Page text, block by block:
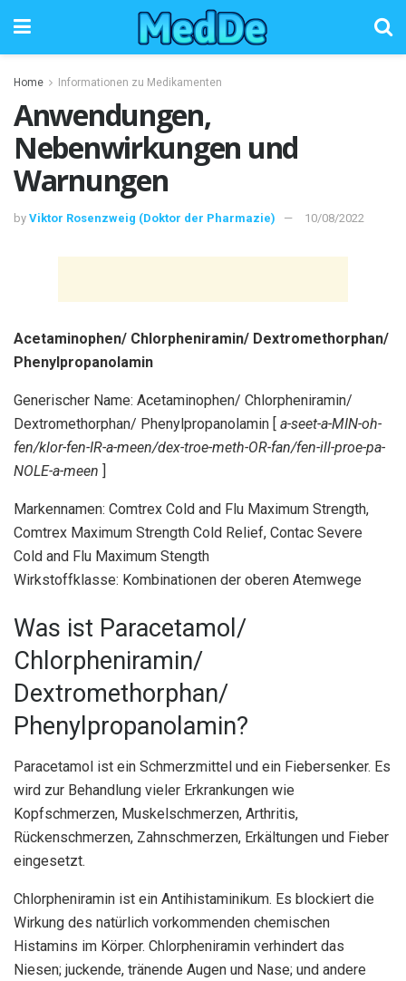
Home Informationen zu Medikamenten
Anwendungen,
Nebenwirkungen und
Warnungen
by Viktor Rosenzweig (Doktor der Pharmazie) 10/08/2022
Acetaminophen/ Chlorpheniramin/ Dextromethorphan/
Phenylpropanolamin
Generischer Name: Acetaminophen/ Chlorpheniramin/
Dextromethorphan/ Phenylpropanolamin [ a-seet-a-MIN-oh-
fen/klor-fen-IR-a-meen/dex-troe-meth-OR-fan/fen-ill-proe-pa-
NOLE-a-meen ]
Markennamen: Comtrex Cold and Flu Maximum Strength,
Comtrex Maximum Strength Cold Relief, Contac Severe
Cold and Flu Maximum Stength
Wirkstoffklasse: Kombinationen der oberen Atemwege
Was ist Paracetamol/
Chlorpheniramin/
Dextromethorphan/
Phenylpropanolamin?
Paracetamol ist ein Schmerzmittel und ein Fiebersenker. Es
wird zur Behandlung vieler Erkrankungen wie
Kopfschmerzen, Muskelschmerzen, Arthritis,
Rückenschmerzen, Zahnschmerzen, Erkältungen und Fieber
eingesetzt.
Chlorpheniramin ist ein Antihistaminikum. Es blockiert die
Wirkung des natürlich vorkommenden chemischen
Histamins im Körper. Chlorpheniramin verhindert das
Niesen; juckende, tränende Augen und Nase; und andere